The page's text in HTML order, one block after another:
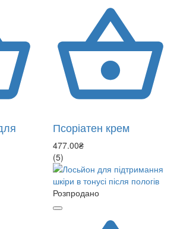
Псоріатен крем
477.00₴
(5)
Розпродано